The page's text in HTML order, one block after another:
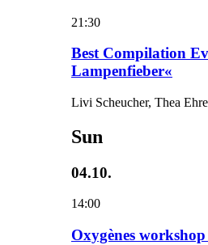
21:30
Best Compilation
Lampenfieber«
Livi Scheucher, Thea
Sun
04.10.
14:00
Oxygènes